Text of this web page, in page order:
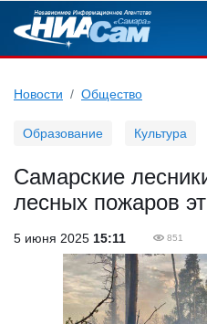
Новости Общество
Образование Культура
Самарские
лесных пожаров
5 июня 2025 15:11 851